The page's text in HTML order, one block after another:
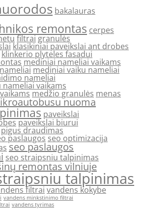
bakalauras
remontas cerpes
filtraigranulės
klasikiniai paveikslai ant drobes
klinkerio plyteles fasadui
mediniai nameliai vaikams
mediniai vaiku nameliai
nameliai
vaikams
medžio granulės menas
nuoma
paveikslai
paveikslai biurui
pigus draudimas
paslaugos seo optimizacija
seo paslaugos
seo straipsniu talpinimas
remontas vilniuje
talpinimas
filtrai vandens kokybe
vandens minkstinimo filtrai
vandens tyrimas